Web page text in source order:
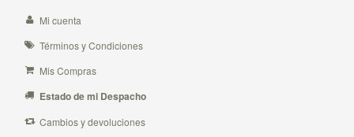
Mi cuenta
Términos y Condiciones
Mis Compras
Estado de mi Despacho
Cambios y devoluciones